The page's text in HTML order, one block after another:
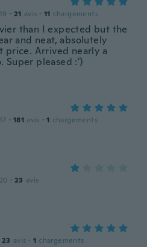
· 21 avis · 11 chargements
than I expected but the
and neat, absolutely
price. Arrived nearly a
Super pleased :')
· 181 avis · 1 chargements
· 23 avis
23 avis · 1 chargements